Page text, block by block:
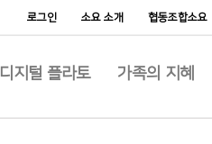
로그인 소요 소개 협동조합소요
디지털 플라토 가족의 지혜